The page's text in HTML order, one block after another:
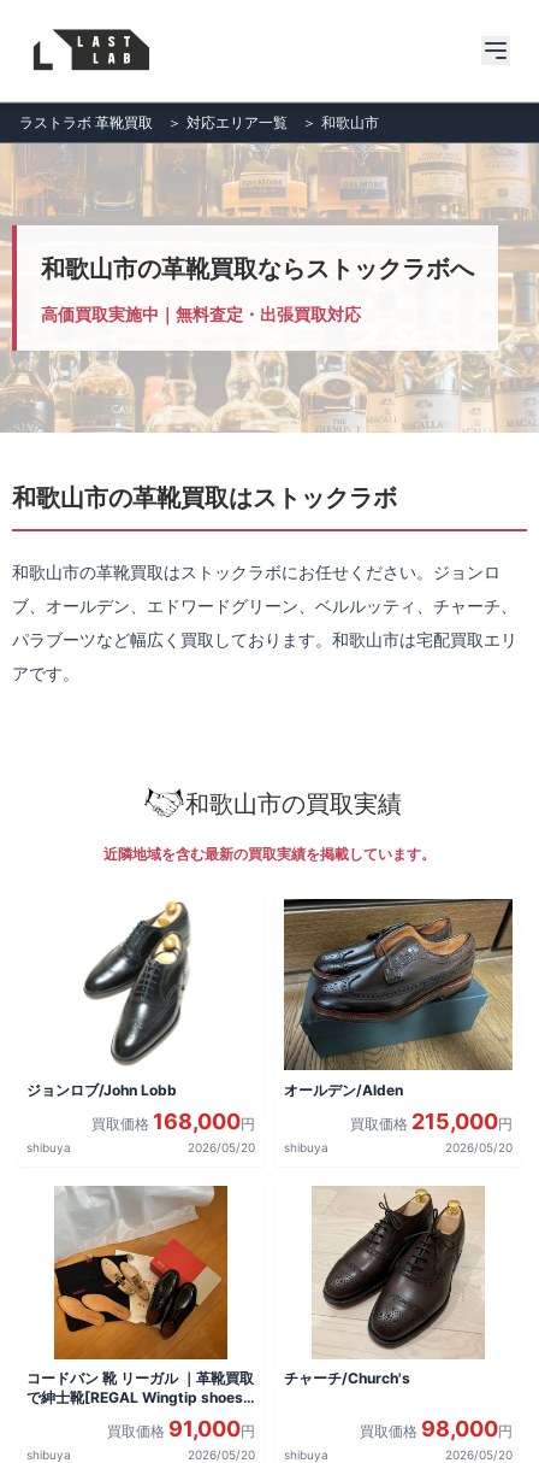
ラストラボ 革靴買取 ＞ 対応エリア一覧 ＞ 和歌山市
和歌山市の革靴買取ならストックラボへ
高価買取実施中｜無料査定・出張買取対応
和歌山市の革靴買取はストックラボ
和歌山市の革靴買取はストックラボにお任せください。ジョンロ
ブ、オールデン、エドワードグリーン、ベルルッティ、チャーチ、
パラブーツなど幅広く買取しております。和歌山市は宅配買取エリ
アです。
和歌山市の買取実績
近隣地域を含む最新の買取実績を掲載しています。
ジョンロブ/John Lobb
買取価格 168,000円
shibuya 2026/05/20
オールデン/Alden
買取価格 215,000円
shibuya 2026/05/20
コードバン 靴 リーガル ｜革靴買取
で紳士靴[REGAL Wingtip shoes]
買取価格 91,000円
shibuya 2026/05/20
チャーチ/Church's
買取価格 98,000円
shibuya 2026/05/20